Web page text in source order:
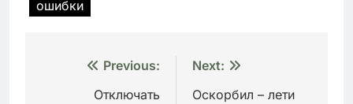
ошибки
Навигация
Previous:
Отключать
Next:
Оскорбил – лети